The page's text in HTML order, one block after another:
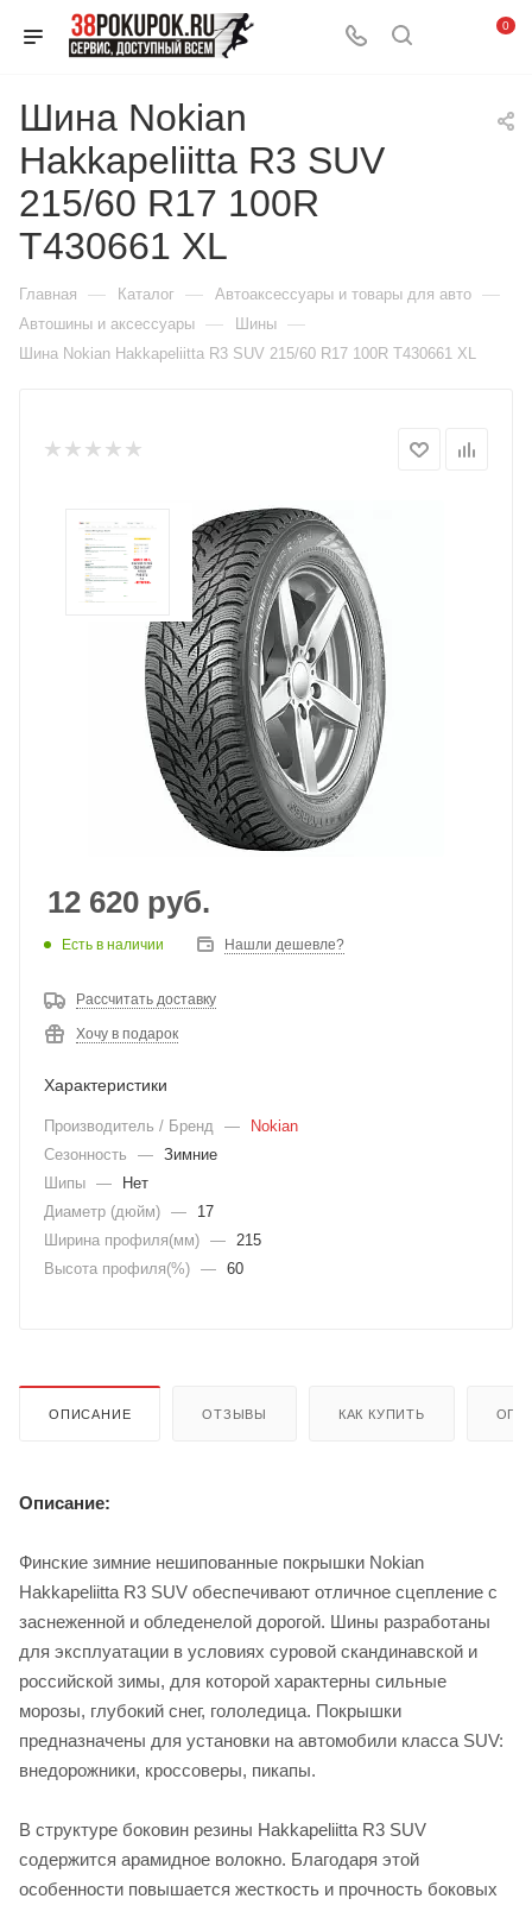
0
Шина Nokian
Hakkapeliitta R3 SUV
215/60 R17 100R
T430661 XL
Главная — Каталог — Автоаксессуары и товары для авто —
Автошины и аксессуары — Шины —
Шина Nokian Hakkapeliitta R3 SUV 215/60 R17 100R T430661 XL
12 620 руб.
Есть в наличии Нашли дешевле?
Рассчитать доставку
Хочу в подарок
Характеристики
Производитель / Бренд —
Nokian
Сезонность
— Зимние
Шипы —
Нет
Диаметр (дюйм) —
17
Ширина профиля(мм) — 215
Высота профиля(%) — 60
ОПИСАНИЕ ОТЗЫВЫ КАК КУПИТЬ
Описание:
Финские зимние нешипованные покрышки Nokian
Hakkapeliitta R3 SUV обеспечивают отличное сцепление с
заснеженной и обледенелой дорогой. Шины разработаны
для эксплуатации в условиях суровой скандинавской и
российской зимы, для которой характерны сильные
морозы, глубокий снег, гололедица. Покрышки
предназначены для установки на автомобили класса SUV:
внедорожники, кроссоверы, пикапы.
В структуре боковин резины Hakkapeliitta R3 SUV
содержится арамидное волокно. Благодаря этой
особенности повышается жесткость и прочность боковых